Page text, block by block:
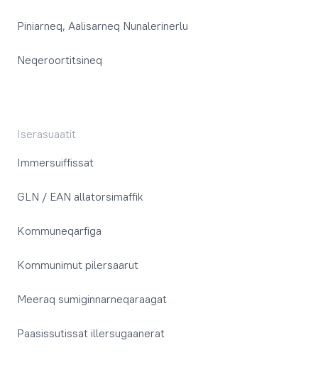
Piniarneq, Aalisarneq Nunalerinerlu
Neqeroortitsineq
Iserasuaatit
Immersuiffissat
GLN / EAN allatorsimaffik
Kommuneqarfiga
Kommunimut pilersaarut
Meeraq sumiginnarneqaraagat
Paasissutissat illersugaanerat